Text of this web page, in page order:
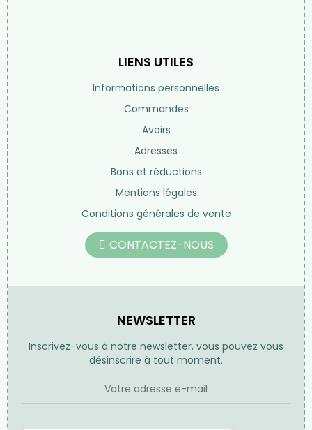
LIENS UTILES
Informations personnelles
Commandes
Avoirs
Adresses
Bons et réductions
Mentions légales
Conditions générales de vente
CONTACTEZ-NOUS
NEWSLETTER
Inscrivez-vous à notre newsletter, vous pouvez vous
désinscrire à tout moment.